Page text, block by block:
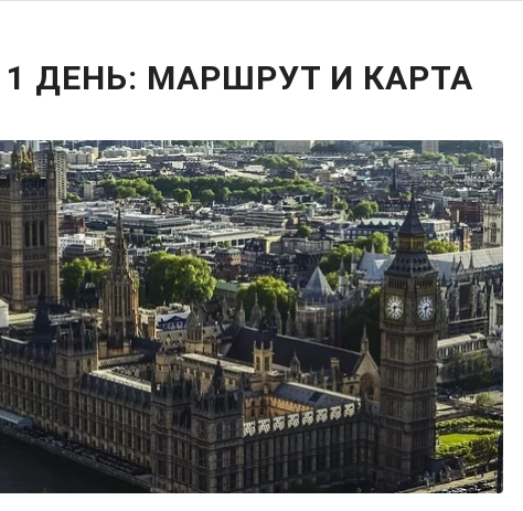
ДЕНЬ: МАРШРУТ И КАРТА